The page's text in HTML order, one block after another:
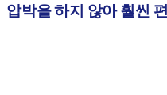
압박을 하지 않아 훨씬